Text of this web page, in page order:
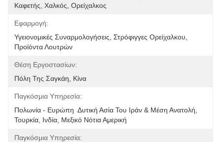
Καφετής, Χαλκός, Ορείχαλκος
Εφαρμογή:
Υγειονομικές Συναρμολογήσεις, Στρόφιγγες Ορείχαλκου,
Προϊόντα Λουτρών
Θέση Εργοστασίων:
Πόλη Της Σαγκάη, Κίνα
Παγκόσμια Υπηρεσία:
Πολωνία - Ευρώπη  Δυτική Ασία Του Ιράν & Μέση Ανατολή,
Τουρκία, Ινδία, Μεξικό Νότια Αμερική
Παγκόσμια Υπηρεσία: